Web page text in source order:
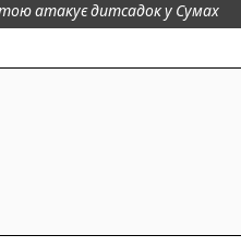
атакує дитсадок у Сумах